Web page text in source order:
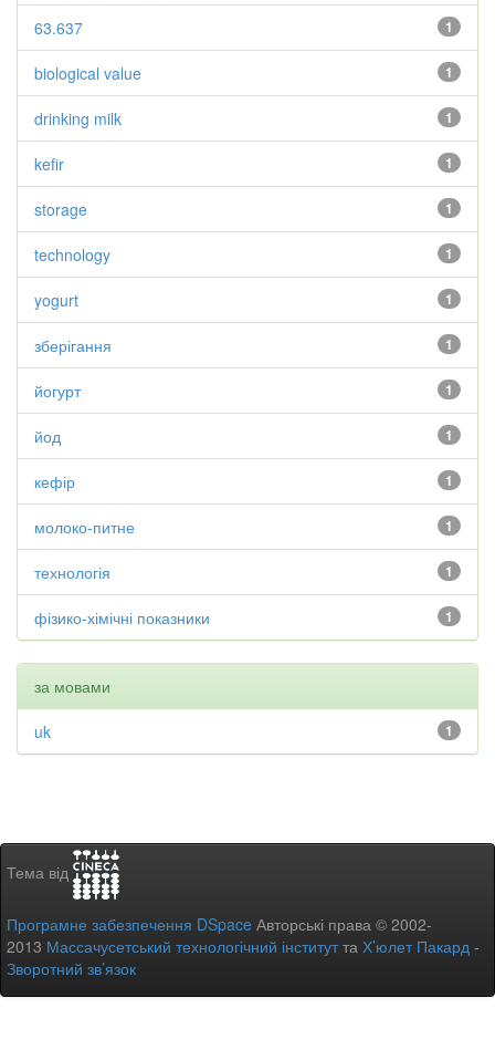
1
63.637
1
biological value
1
drinking milk
1
kefir
1
storage
1
technology
1
yogurt
1
зберігання
1
йогурт
1
йод
1
кефір
1
молоко-питне
1
технологія
1
фізико-хімічні показники
за мовами
1
uk
Тема від
Програмне забезпечення DSpace Авторські права © 2002-
2013 Массачусетський технологічний інститутта Х’юлет Пакард -
Зворотний зв’язок